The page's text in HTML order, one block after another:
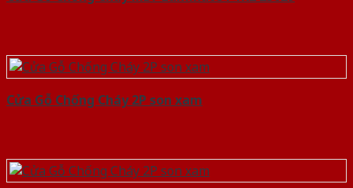
Cửa Gỗ Chống Cháy 2P son xam